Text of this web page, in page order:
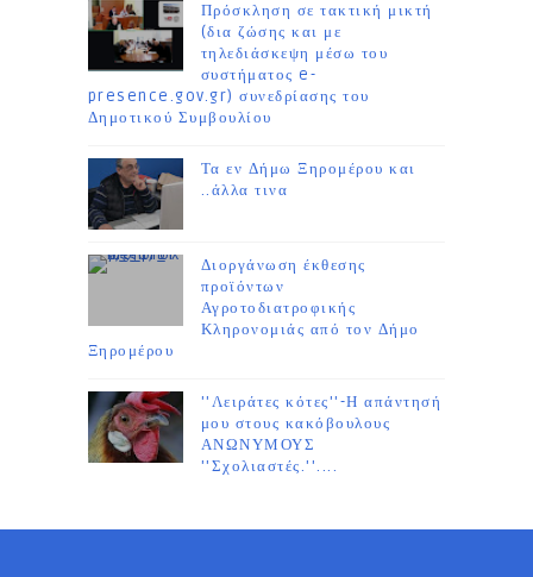
Πρόσκληση σε τακτική μικτή
(δια ζώσης και με
τηλεδιάσκεψη μέσω του
συστήματος e-
presence.gov.gr) συνεδρίασης του
Δημοτικού Συμβουλίου
Τα εν Δήμω Ξηρομέρου και
..άλλα τινα
Διοργάνωση έκθεσης
προϊόντων
Αγροτοδιατροφικής
Κληρονομιάς από τον Δήμο
Ξηρομέρου
''Λειράτες κότες''-Η απάντησή
μου στους κακόβουλους
ΑΝΩΝΥΜΟΥΣ
''Σχολιαστές.''....